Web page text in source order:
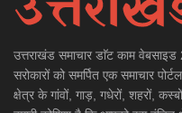
उत्तराखंड समाचार डाॅट काम
सरोकारों को समर्पित एक समाचार
क्षेत्र के गांवों, गाड़, गधेरों, शहरों,